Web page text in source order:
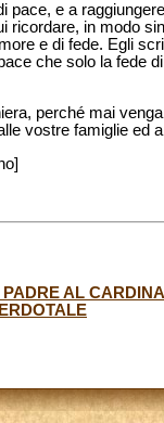
pace, e a
ricordare, in modo
e di fede. Egli
che solo la fede
perché mai
vostre famiglie ed
AL